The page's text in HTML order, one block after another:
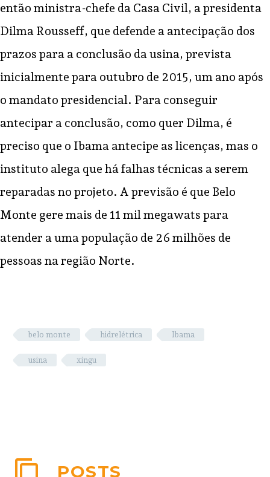
então ministra-chefe da Casa Civil, a presidenta
Dilma Rousseff, que defende a antecipação dos
prazos para a conclusão da usina, prevista
inicialmente para outubro de 2015, um ano após
o mandato presidencial. Para conseguir
antecipar a conclusão, como quer Dilma, é
preciso que o Ibama antecipe as licenças, mas o
instituto alega que há falhas técnicas a serem
reparadas no projeto. A previsão é que Belo
Monte gere mais de 11 mil megawats para
atender a uma população de 26 milhões de
pessoas na região Norte.
belo monte hidrelétrica Ibama
usina xingu
POSTS